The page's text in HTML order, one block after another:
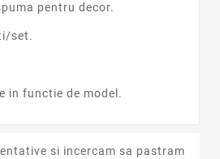
pentru decor.
set.
in functie de model.
si incercam sa pastram